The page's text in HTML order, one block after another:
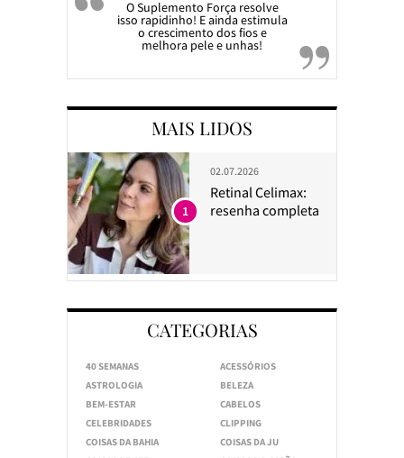
O Suplemento Força resolve
isso rapidinho! E ainda estimula
o crescimento dos fios e
melhora pele e unhas!
MAIS LIDOS
02.07.2026
Retinal Celimax:
resenha completa
1
CATEGORIAS
40 SEMANAS
ACESSÓRIOS
ASTROLOGIA
BELEZA
BEM-ESTAR
CABELOS
CELEBRIDADES
CLIPPING
COISAS DA BAHIA
COISAS DA JU